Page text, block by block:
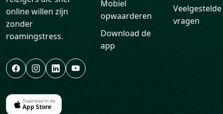
online willen zijn
zonder
roamingstress.
Download in de
App Store
Mobiel
opwaarderen
Download de
app
Veelgestelde
vragen